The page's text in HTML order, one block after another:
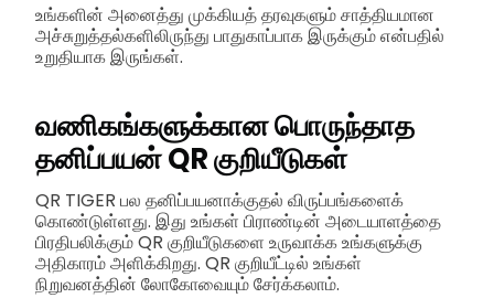
உங்களின் அனைத்து முக்கியத் தரவுகளும் சாத்தியமான
அச்சுறுத்தல்களிலிருந்து பாதுகாப்பாக இருக்கும் என்பதில்
உறுதியாக இருங்கள்.
வணிகங்களுக்கான பொருந்தாத
தனிப்பயன் QR குறியீடுகள்
QR TIGER பல தனிப்பயனாக்குதல் விருப்பங்களைக்
கொண்டுள்ளது. இது உங்கள் பிராண்டின் அடையாளத்தை
பிரதிபலிக்கும் QR குறியீடுகளை உருவாக்க உங்களுக்கு
அதிகாரம் அளிக்கிறது. QR குறியீட்டில் உங்கள்
நிறுவனத்தின் லோகோவையும் சேர்க்கலாம்.